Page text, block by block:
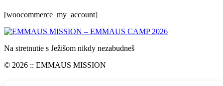
[woocommerce_my_account]
Na stretnutie s Ježišom nikdy nezabudneš
© 2026 :: EMMAUS MISSION